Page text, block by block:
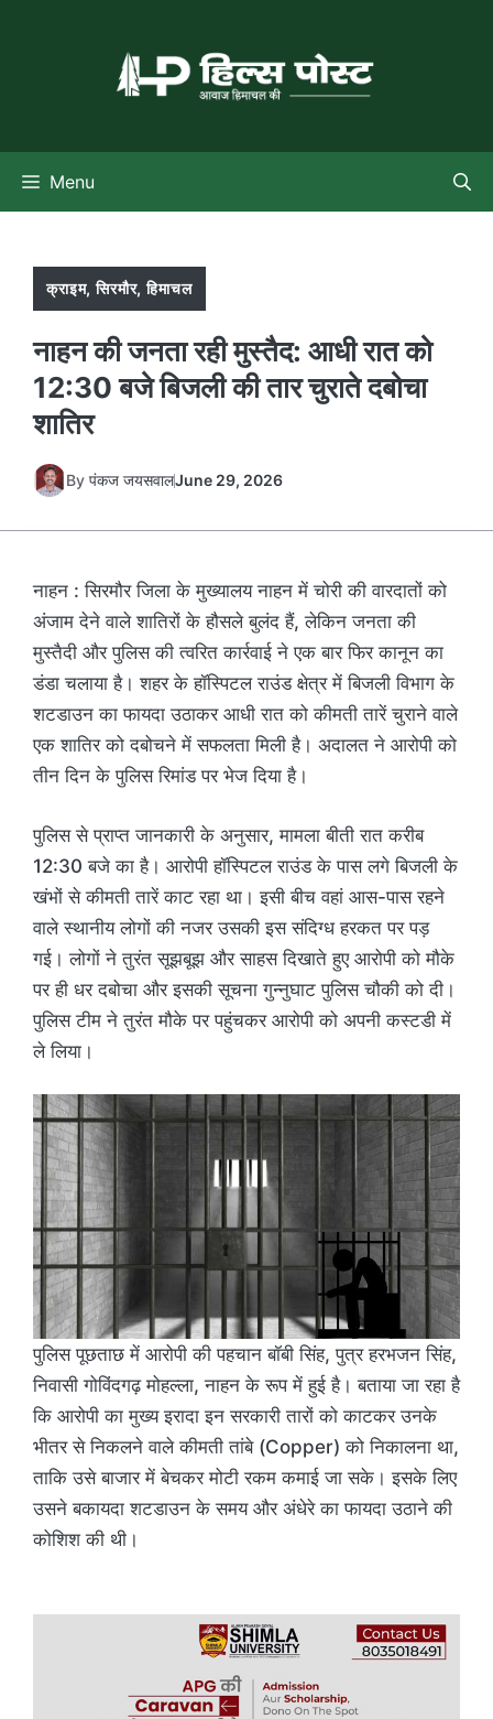
Menu
क्राइम,सिरमौर,हिमाचल
नाहन की जनता रही मुस्तैद: आधी रात को
12:30 बजे बिजली की तार चुराते दबोचा
शातिर
By पंकज जयसवालJune 29, 2026
नाहन : सिरमौर जिला के मुख्यालय नाहन में चोरी की वारदातों को
अंजाम देने वाले शातिरों के हौसले बुलंद हैं, लेकिन जनता की
मुस्तैदी और पुलिस की त्वरित कार्रवाई ने एक बार फिर कानून का
डंडा चलाया है। शहर के हॉस्पिटल राउंड क्षेत्र में बिजली विभाग के
शटडाउन का फायदा उठाकर आधी रात को कीमती तारें चुराने वाले
एक शातिर को दबोचने में सफलता मिली है। अदालत ने आरोपी को
तीन दिन के पुलिस रिमांड पर भेज दिया है।
पुलिस से प्राप्त जानकारी के अनुसार, मामला बीती रात करीब
12:30 बजे का है। आरोपी हॉस्पिटल राउंड के पास लगे बिजली के
खंभों से कीमती तारें काट रहा था। इसी बीच वहां आस-पास रहने
वाले स्थानीय लोगों की नजर उसकी इस संदिग्ध हरकत पर पड़
गई। लोगों ने तुरंत सूझबूझ और साहस दिखाते हुए आरोपी को मौके
पर ही धर दबोचा और इसकी सूचना गुन्नुघाट पुलिस चौकी को दी।
पुलिस टीम ने तुरंत मौके पर पहुंचकर आरोपी को अपनी कस्टडी में
ले लिया।
पुलिस पूछताछ में आरोपी की पहचान बॉबी सिंह, पुत्र हरभजन सिंह,
निवासी गोविंदगढ़ मोहल्ला, नाहन के रूप में हुई है। बताया जा रहा है
कि आरोपी का मुख्य इरादा इन सरकारी तारों को काटकर उनके
भीतर से निकलने वाले कीमती तांबे (Copper) को निकालना था,
ताकि उसे बाजार में बेचकर मोटी रकम कमाई जा सके। इसके लिए
उसने बकायदा शटडाउन के समय और अंधेरे का फायदा उठाने की
कोशिश की थी।